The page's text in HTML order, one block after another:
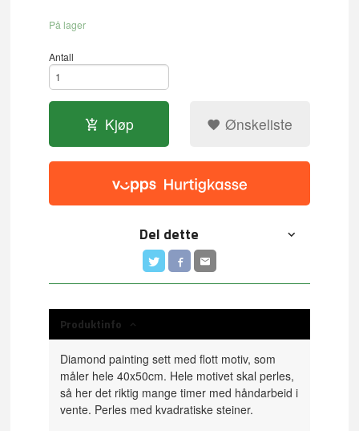
På lager
Antall
Kjøp Ønskeliste
Del dette
Produktinfo
Diamond painting sett med flott motiv, som
måler hele 40x50cm. Hele motivet skal perles,
så her det riktig mange timer med håndarbeid i
vente. Perles med kvadratiske steiner.